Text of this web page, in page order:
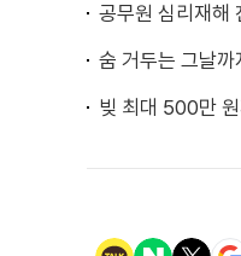
공무원 심리재해
숨 거두는 그날까
빚 최대 500만